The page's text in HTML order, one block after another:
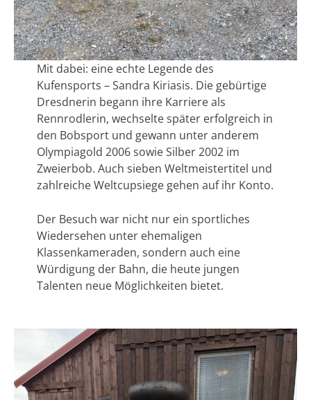
Mit dabei: eine echte Legende des
Kufensports – Sandra Kiriasis. Die gebürtige
Dresdnerin begann ihre Karriere als
Rennrodlerin, wechselte später erfolgreich in
den Bobsport und gewann unter anderem
Olympiagold 2006 sowie Silber 2002 im
Zweierbob. Auch sieben Weltmeistertitel und
zahlreiche Weltcupsiege gehen auf ihr Konto.
Der Besuch war nicht nur ein sportliches
Wiedersehen unter ehemaligen
Klassenkameraden, sondern auch eine
Würdigung der Bahn, die heute jungen
Talenten neue Möglichkeiten bietet.